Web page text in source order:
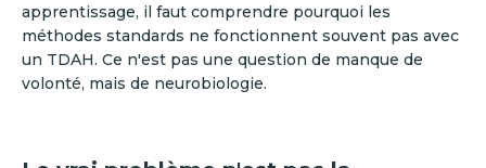
apprentissage, il faut comprendre pourquoi les
méthodes standards ne fonctionnent souvent pas avec
un TDAH. Ce n'est pas une question de manque de
volonté, mais de neurobiologie.